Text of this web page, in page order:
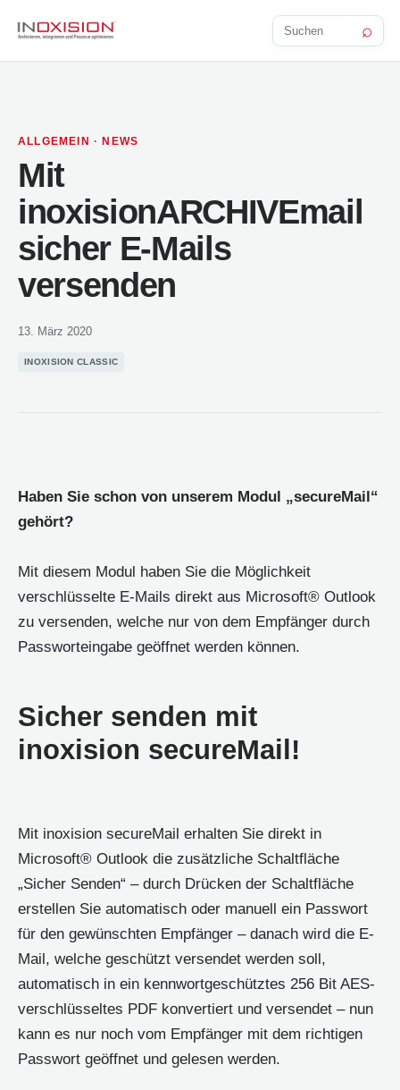
Beitrag
suchen
⌕
ALLGEMEIN · NEWS
Mit
inoxisionARCHIVEmail
sicher E-Mails
versenden
13. März 2020
INOXISION CLASSIC
Haben Sie schon von unserem Modul „secureMail“
gehört?
Mit diesem Modul haben Sie die Möglichkeit
verschlüsselte E-Mails direkt aus Microsoft® Outlook
zu versenden, welche nur von dem Empfänger durch
Passworteingabe geöffnet werden können.
Sicher senden mit
inoxision secureMail!
Mit inoxision secureMail erhalten Sie direkt in
Microsoft® Outlook die zusätzliche Schaltfläche
„Sicher Senden“ – durch Drücken der Schaltfläche
erstellen Sie automatisch oder manuell ein Passwort
für den gewünschten Empfänger – danach wird die E-
Mail, welche geschützt versendet werden soll,
automatisch in ein kennwortgeschütztes 256 Bit AES-
verschlüsseltes PDF konvertiert und versendet – nun
kann es nur noch vom Empfänger mit dem richtigen
Passwort geöffnet und gelesen werden.